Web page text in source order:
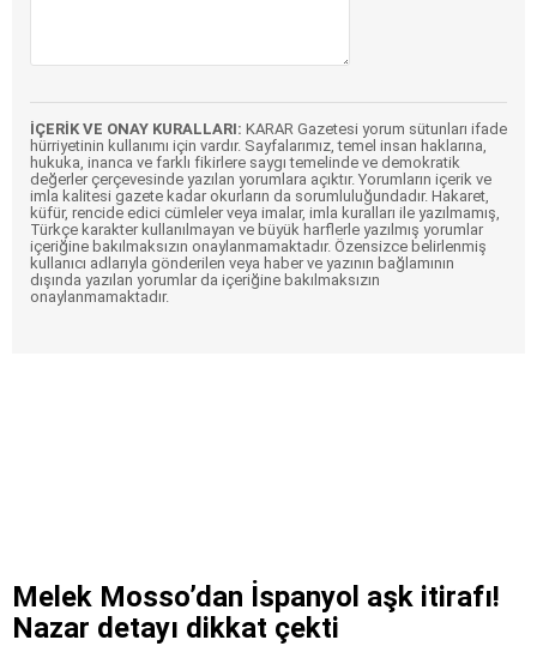
İÇERİK VE ONAY KURALLARI: KARAR Gazetesi yorum sütunları ifade
hürriyetinin kullanımı için vardır. Sayfalarımız, temel insan haklarına,
hukuka, inanca ve farklı fikirlere saygı temelinde ve demokratik
değerler çerçevesinde yazılan yorumlara açıktır. Yorumların içerik ve
imla kalitesi gazete kadar okurların da sorumluluğundadır. Hakaret,
küfür, rencide edici cümleler veya imalar, imla kuralları ile yazılmamış,
Türkçe karakter kullanılmayan ve büyük harflerle yazılmış yorumlar
içeriğine bakılmaksızın onaylanmamaktadır. Özensizce belirlenmiş
kullanıcı adlarıyla gönderilen veya haber ve yazının bağlamının
dışında yazılan yorumlar da içeriğine bakılmaksızın
onaylanmamaktadır.
Melek Mosso’dan İspanyol aşk itirafı!
Nazar detayı dikkat çekti